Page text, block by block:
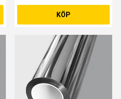
KÖP